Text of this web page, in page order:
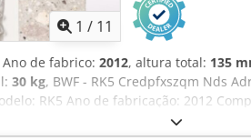
1 / 11
Ano de fabrico: 2012, altura total: 135
30 kg, BWF - RK5 Credpfxszqm Nds
RK5 Ano de fabricação: 2012
kg Atenção: As informações contidas